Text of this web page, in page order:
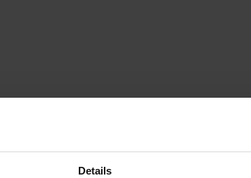
Details